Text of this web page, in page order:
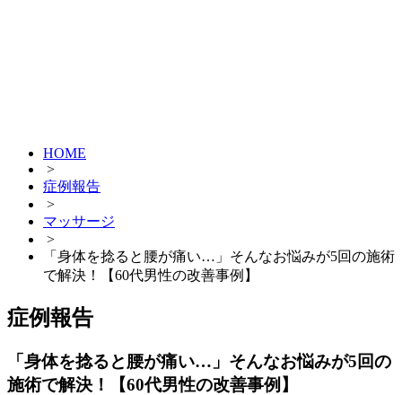
HOME
>
症例報告
>
マッサージ
>
「身体を捻ると腰が痛い…」そんなお悩みが5回の施術
で解決！【60代男性の改善事例】
症例報告
「身体を捻ると腰が痛い…」そんなお悩みが5回の
施術で解決！【60代男性の改善事例】